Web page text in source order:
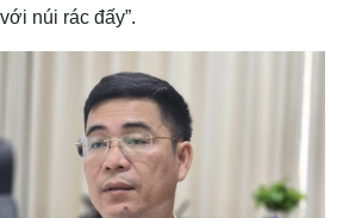
núi rác đấy”.